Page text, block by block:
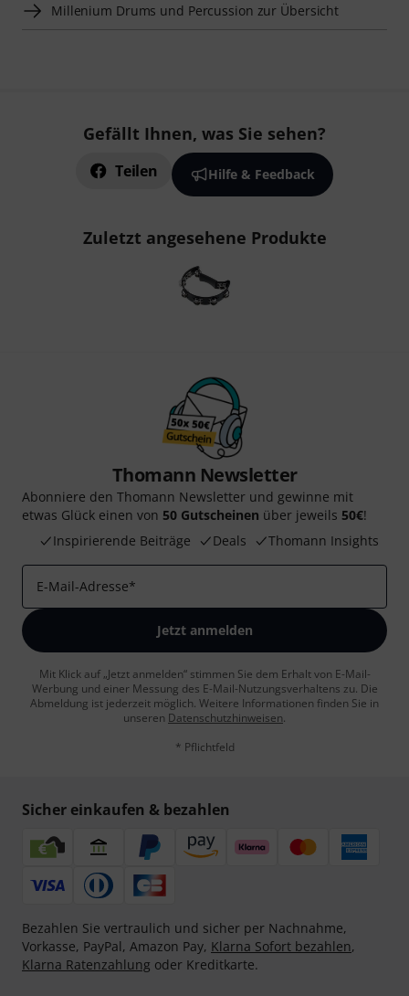
Millenium Drums und Percussion zur Übersicht
Gefällt Ihnen, was Sie sehen?
Teilen Hilfe & Feedback
Zuletzt angesehene Produkte
Thomann Newsletter
Abonniere den Thomann Newsletter und gewinne mit
etwas Glück einen von 50 Gutscheinen über jeweils 50€!
Inspirierende Beiträge
Deals Thomann Insights
E-Mail-Adresse*
Jetzt anmelden
Mit Klick auf „Jetzt anmelden“ stimmen Sie dem Erhalt von E-Mail-
Werbung und einer Messung des E-Mail-Nutzungsverhaltens zu. Die
Abmeldung ist jederzeit möglich. Weitere Informationen finden Sie in
unseren Datenschutzhinweisen.
* Pflichtfeld
Sicher einkaufen & bezahlen
Bezahlen Sie vertraulich und sicher per Nachnahme,
Vorkasse, PayPal, Amazon Pay, Klarna Sofort bezahlen,
Klarna Ratenzahlung oder Kreditkarte.